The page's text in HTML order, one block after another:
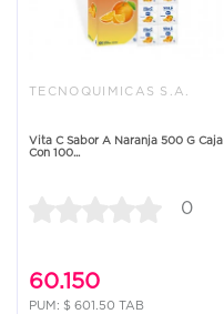
TECNOQUIMICAS S.A.
Vita C Sabor A Naranja 500 G Caja
Con 100...
0
60.150
PUM: $ 601.50 TAB